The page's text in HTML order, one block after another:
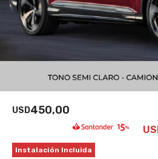
USD450,00
Instalación Incluida